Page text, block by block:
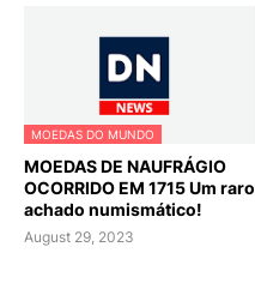
MOEDAS DO MUNDO
MOEDAS DE NAUFRÁGIO
OCORRIDO EM 1715 Um raro
achado numismático!
August 29, 2023